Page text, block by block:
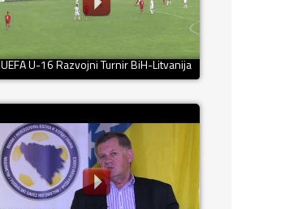
UEFA U-16 Razvojni Turnir BiH-Litvanija